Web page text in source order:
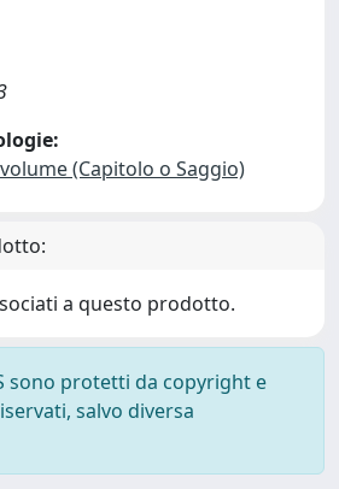
(Capitolo o Saggio)
a questo prodotto.
sono protetti da copyright e
salvo diversa